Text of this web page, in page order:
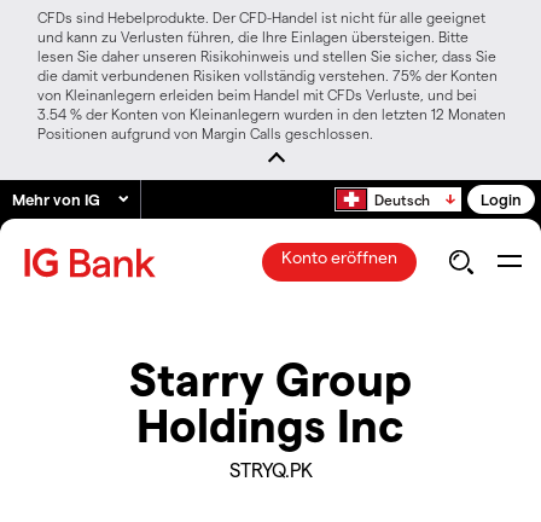
CFDs sind Hebelprodukte. Der CFD-Handel ist nicht für alle geeignet
und kann zu Verlusten führen, die Ihre Einlagen übersteigen. Bitte
lesen Sie daher unseren Risikohinweis und stellen Sie sicher, dass Sie
die damit verbundenen Risiken vollständig verstehen. 75% der Konten
von Kleinanlegern erleiden beim Handel mit CFDs Verluste, und bei
3.54 % der Konten von Kleinanlegern wurden in den letzten 12 Monaten
Positionen aufgrund von Margin Calls geschlossen.
Mehr von IG Deutsch Login
Konto eröffnen
Starry Group
Holdings Inc
STRYQ.PK